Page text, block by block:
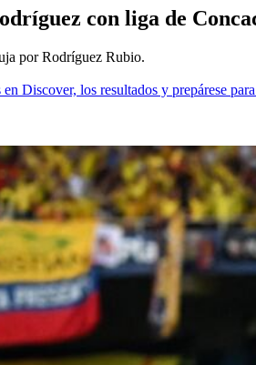
con liga de
por Rodríguez Rubio.
Discover, los resultados y prepárese